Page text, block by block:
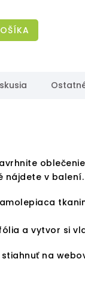
nájdete v balení.
a vytvor si
na